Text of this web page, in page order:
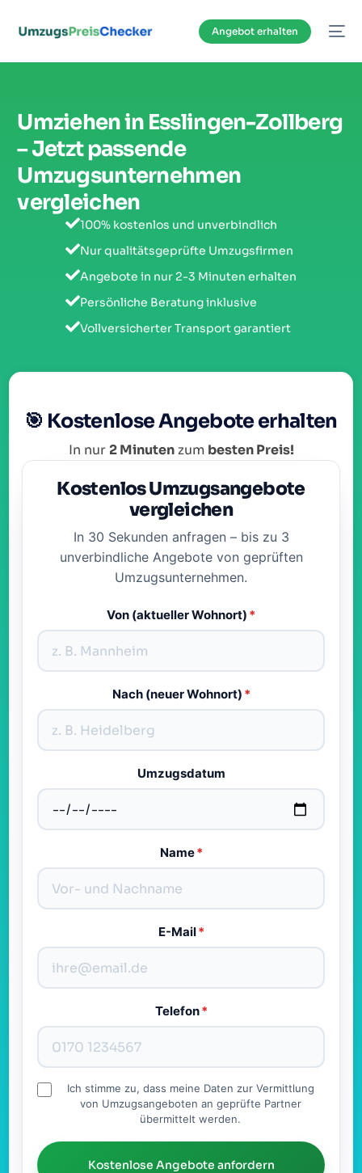
Angebot erhalten
Umziehen in Esslingen-Zollberg
– Jetzt passende
Umzugsunternehmen
vergleichen
100% kostenlos und unverbindlich
Nur qualitätsgeprüfte Umzugsfirmen
Angebote in nur 2-3 Minuten erhalten
Persönliche Beratung inklusive
Vollversicherter Transport garantiert
🎯 Kostenlose Angebote erhalten
In nur2 Minutenzum besten Preis!
Kostenlos Umzugsangebote
vergleichen
In 30 Sekunden anfragen – bis zu 3
unverbindliche Angebote von geprüften
Umzugsunternehmen.
Von (aktueller Wohnort) *
Nach (neuer Wohnort) *
Umzugsdatum
Name*
E-Mail*
Telefon*
Ich stimme zu, dass meine Daten zur Vermittlung
von Umzugsangeboten an geprüfte Partner
übermittelt werden.
Kostenlose Angebote anfordern